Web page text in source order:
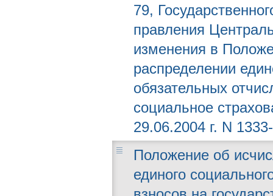
79,
правления
изменения в
распределении
обязательных
социальное
29.06.2004 г. N
Положение об
единого